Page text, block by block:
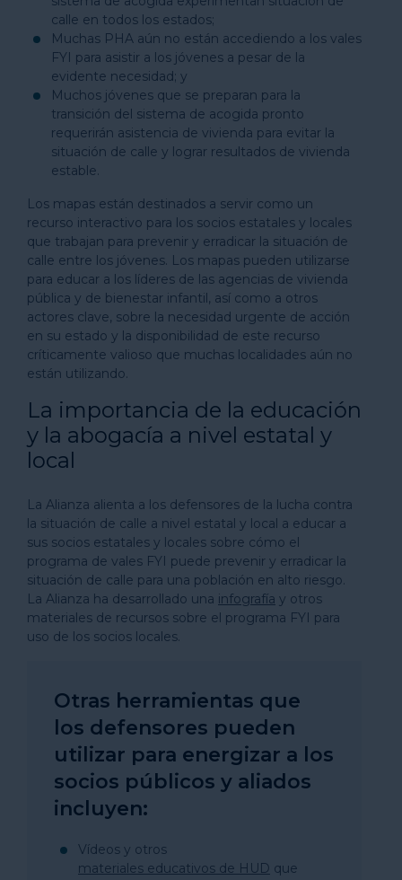
calle en todos los estados;
Muchas PHA aún no están accediendo a los vales
FYI para asistir a los jóvenes a pesar de la
evidente necesidad; y
Muchos jóvenes que se preparan para la
transición del sistema de acogida pronto
requerirán asistencia de vivienda para evitar la
situación de calle y lograr resultados de vivienda
estable.
Los mapas están destinados a servir como un
recurso interactivo para los socios estatales y locales
que trabajan para prevenir y erradicar la situación de
calle entre los jóvenes. Los mapas pueden utilizarse
para educar a los líderes de las agencias de vivienda
pública y de bienestar infantil, así como a otros
actores clave, sobre la necesidad urgente de acción
en su estado y la disponibilidad de este recurso
críticamente valioso que muchas localidades aún no
están utilizando.
La importancia de la educación
y la abogacía a nivel estatal y
local
La Alianza alienta a los defensores de la lucha contra
la situación de calle a nivel estatal y local a educar a
sus socios estatales y locales sobre cómo el
programa de vales FYI puede prevenir y erradicar la
situación de calle para una población en alto riesgo.
La Alianza ha desarrollado una infografía y otros
materiales de recursos sobre el programa FYI para
uso de los socios locales.
Otras herramientas que
los defensores pueden
utilizar para energizar a los
socios públicos y aliados
incluyen:
Vídeos y otros
materiales educativos de HUD que